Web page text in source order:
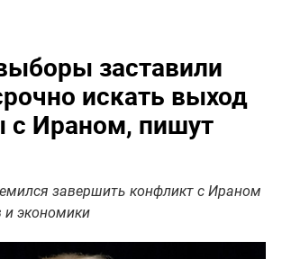
заставили
искать выход
с Ираном, пишут
завершить конфликт с Ираном
и экономики